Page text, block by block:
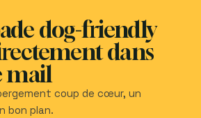
dog-friendly
dans
mail
coup de cœur, un
bon plan.